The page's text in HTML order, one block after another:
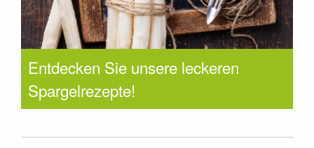
Entdecken Sie unsere leckeren
Spargelrezepte!